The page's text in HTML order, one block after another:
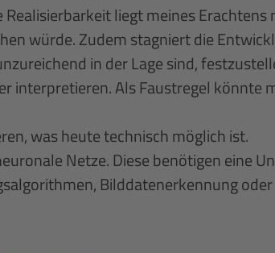
liegt meines
würde. Zudem stagniert die
in der Lage sind,
interpretieren. Als Faustregel könnte
was heute technisch möglich ist.
Netze. Diese benötigen eine
Bilddatenerkennung